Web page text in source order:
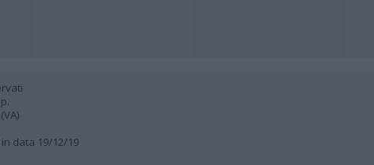
data 19/12/19